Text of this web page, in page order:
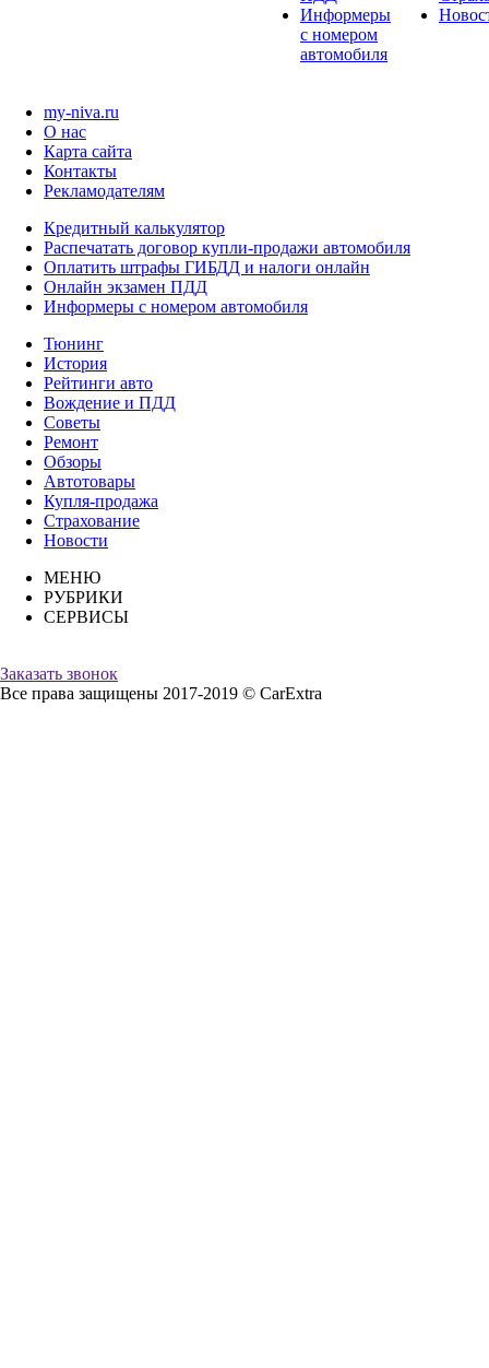
Информеры
с номером
автомобиля
my-niva.ru
О нас
Карта сайта
Контакты
Рекламодателям
Кредитный калькулятор
Распечатать договор купли-продажи автомобиля
Оплатить штрафы ГИБДД и налоги онлайн
Онлайн экзамен ПДД
Информеры с номером автомобиля
Тюнинг
История
Рейтинги авто
Вождение и ПДД
Советы
Ремонт
Обзоры
Автотовары
Купля-продажа
Страхование
Новости
МЕНЮ
РУБРИКИ
СЕРВИСЫ
Заказать звонок
Все права защищены 2017-2019 © CarExtra